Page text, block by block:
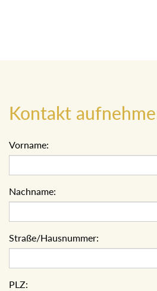
Kontakt
Vorname:
Nachname:
Straße/Hausnummer:
PLZ: